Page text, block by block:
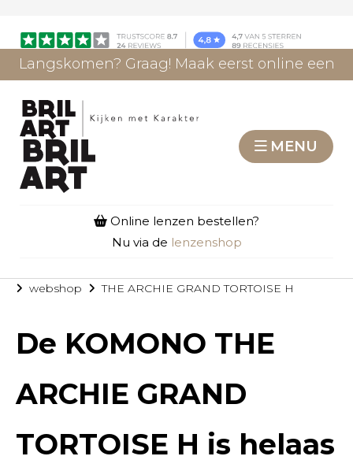
Langskomen? Graag! Maak eerst online een
MENU
Online lenzen bestellen?
Nu via de lenzenshop
webshop THE ARCHIE GRAND TORTOISE H
De KOMONO THE
ARCHIE GRAND
TORTOISE H is helaas